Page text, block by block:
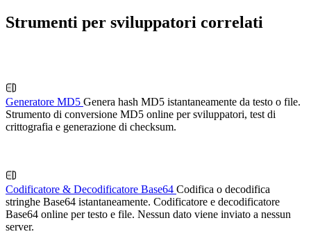
Strumenti per sviluppatori correlati
Generatore MD5 Genera hash MD5 istantaneamente da testo o file.
Strumento di conversione MD5 online per sviluppatori, test di
crittografia e generazione di checksum.
Codificatore & Decodificatore Base64 Codifica o decodifica
stringhe Base64 istantaneamente. Codificatore e decodificatore
Base64 online per testo e file. Nessun dato viene inviato a nessun
server.